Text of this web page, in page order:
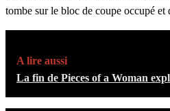
tombe sur le bloc de coupe occupé et
A lire aussi
La fin de Pieces of a Woman